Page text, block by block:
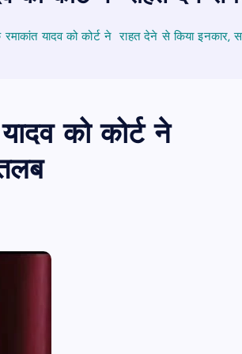
रमाकांत यादव को कोर्ट ने राहत देने से किया इनकार,
को कोर्ट ने
राज्य